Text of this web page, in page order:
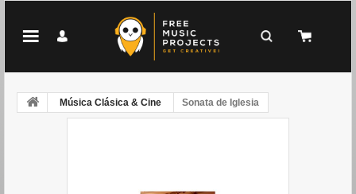
Música Clásica & Cine Sonata de Iglesia